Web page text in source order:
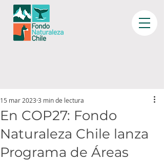
En COP27: Fondo
Naturaleza Chile lanza
Programa de Áreas
15 mar 2023 3 min de lectura